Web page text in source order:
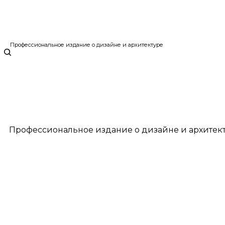
Профессиональное издание о дизайне и архитектуре
Профессиональное издание о дизайне и